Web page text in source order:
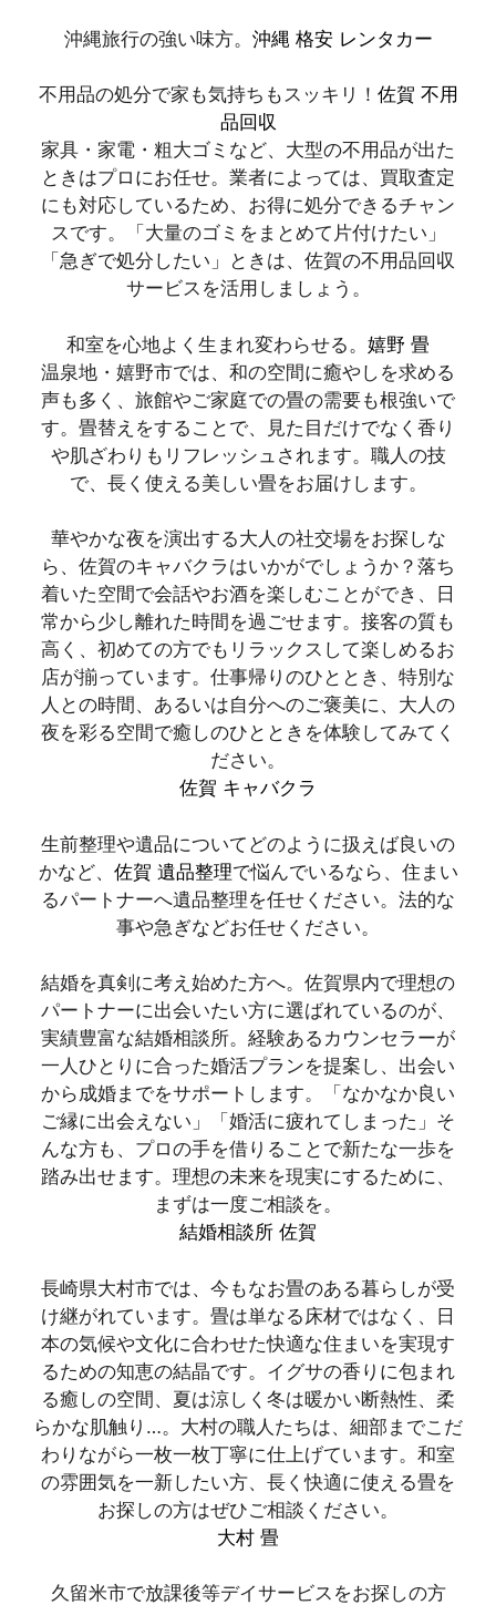
沖縄旅行の強い味方。 沖縄 格安 レンタカー
不用品の処分で家も気持ちもスッキリ！ 佐賀 不用
品回収
家具・家電・粗大ゴミなど、大型の不用品が出た
ときはプロにお任せ。業者によっては、買取査定
にも対応しているため、お得に処分できるチャン
スです。「大量のゴミをまとめて片付けたい」
「急ぎで処分したい」ときは、佐賀の不用品回収
サービスを活用しましょう。
和室を心地よく生まれ変わらせる。 嬉野 畳
温泉地・嬉野市では、和の空間に癒やしを求める
声も多く、旅館やご家庭での畳の需要も根強いで
す。畳替えをすることで、見た目だけでなく香り
や肌ざわりもリフレッシュされます。職人の技
で、長く使える美しい畳をお届けします。
華やかな夜を演出する大人の社交場をお探しな
ら、佐賀のキャバクラはいかがでしょうか？落ち
着いた空間で会話やお酒を楽しむことができ、日
常から少し離れた時間を過ごせます。接客の質も
高く、初めての方でもリラックスして楽しめるお
店が揃っています。仕事帰りのひととき、特別な
人との時間、あるいは自分へのご褒美に、大人の
夜を彩る空間で癒しのひとときを体験してみてく
ださい。
佐賀 キャバクラ
生前整理や遺品についてどのように扱えば良いの
かなど、 佐賀 遺品整理で悩んでいるなら、住まい
るパートナーへ遺品整理を任せください。法的な
事や急ぎなどお任せください。
結婚を真剣に考え始めた方へ。佐賀県内で理想の
パートナーに出会いたい方に選ばれているのが、
実績豊富な結婚相談所。経験あるカウンセラーが
一人ひとりに合った婚活プランを提案し、出会い
から成婚までをサポートします。「なかなか良い
ご縁に出会えない」「婚活に疲れてしまった」そ
んな方も、プロの手を借りることで新たな一歩を
踏み出せます。理想の未来を現実にするために、
まずは一度ご相談を。
結婚相談所 佐賀
長崎県大村市では、今もなお畳のある暮らしが受
け継がれています。畳は単なる床材ではなく、日
本の気候や文化に合わせた快適な住まいを実現す
るための知恵の結晶です。イグサの香りに包まれ
る癒しの空間、夏は涼しく冬は暖かい断熱性、柔
らかな肌触り…。大村の職人たちは、細部までこだ
わりながら一枚一枚丁寧に仕上げています。和室
の雰囲気を一新したい方、長く快適に使える畳を
お探しの方はぜひご相談ください。
大村 畳
久留米市で放課後等デイサービスをお探しの方